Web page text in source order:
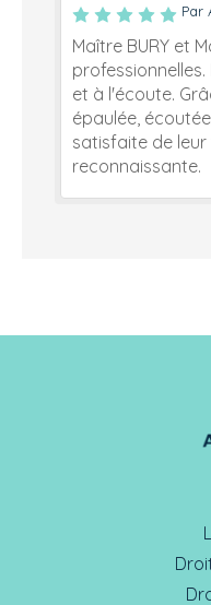
Par
Maître BURY et
et à l'écoute.
épaulée,
satisfaite de
reconnaissante.